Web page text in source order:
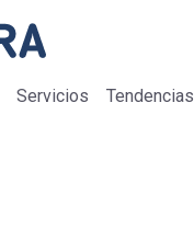
Servicios Tendencias